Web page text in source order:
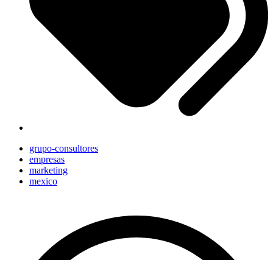
grupo-consultores
empresas
marketing
mexico